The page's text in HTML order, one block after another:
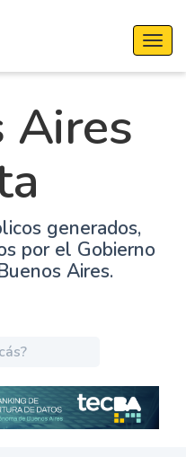
Aires
generados,
por el Gobierno
Aires.